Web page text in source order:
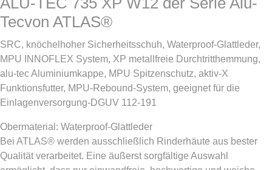
Tecvon ATLAS®
SRC, knöchelhoher Sicherheitsschuh, Waterproof-Glattleder,
MPU INNOFLEX System, XP metallfreie Durchtritthemmung,
alu-tec Aluminiumkappe, MPU Spitzenschutz, aktiv-X
Funktionsfutter, MPU-Rebound-System, geeignet für die
Einlagenversorgung-DGUV 112-191
Obermaterial: Waterproof-Glattleder
Bei ATLAS® werden ausschließlich Rinderhäute aus bester
Qualität verarbeitet. Eine äußerst sorgfältige Auswahl